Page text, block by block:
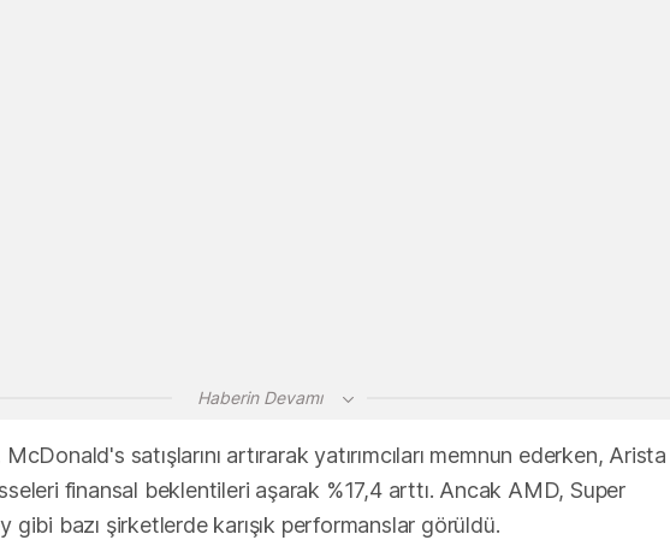
Haberin Devamı
satışlarını artırarak yatırımcıları memnun ederken, Arista
finansal beklentileri aşarak %17,4 arttı. Ancak AMD, Super
gibi bazı şirketlerde karışık performanslar görüldü.